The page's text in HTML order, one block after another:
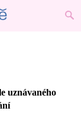
uznávaného